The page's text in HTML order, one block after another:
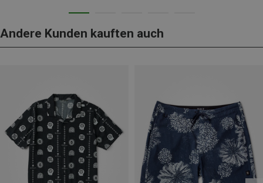
Andere Kunden kauften auch